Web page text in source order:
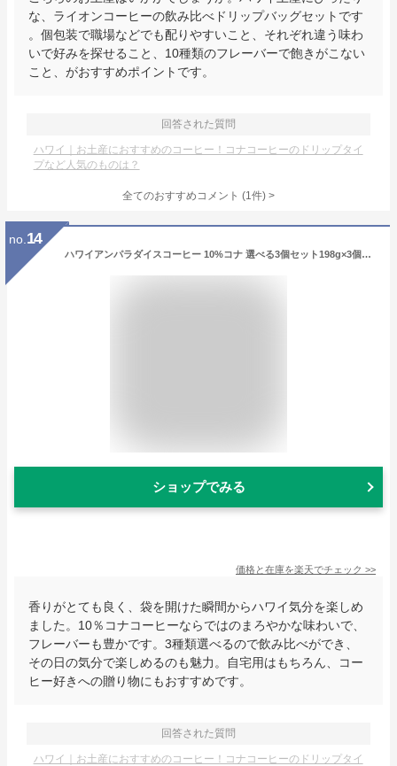
な、ライオンコーヒーの飲み比べドリップバッグセットです
。個包装で職場などでも配りやすいこと、それぞれ違う味わ
いで好みを探せること、10種類のフレーバーで飽きがこない
こと、がおすすめポイントです。
回答された質問
ハワイ｜お土産におすすめのコーヒー！コナコーヒーのドリップタイ
プなど人気のものは？
全てのおすすめコメント (1件) >
no. 14
ハワイアンパラダイスコーヒー 10%コナ 選べる3個セット198g×3個（粉） Hawaiian Paradise Coffee まとめ買いでお得 ハワイ コーヒー コナコーヒー フレーバーコーヒー [正規輸入品]
ショップでみる
価格と在庫を楽天でチェック >>
香りがとても良く、袋を開けた瞬間からハワイ気分を楽しめ
ました。10％コナコーヒーならではのまろやかな味わいで、
フレーバーも豊かです。3種類選べるので飲み比べができ、
その日の気分で楽しめるのも魅力。自宅用はもちろん、コー
ヒー好きへの贈り物にもおすすめです。
回答された質問
ハワイ｜お土産におすすめのコーヒー！コナコーヒーのドリップタイ